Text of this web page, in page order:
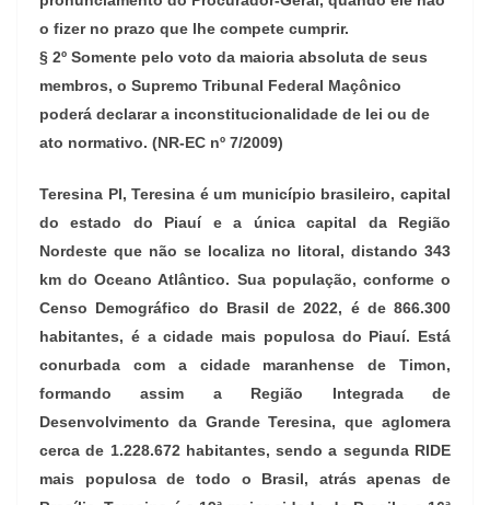
o fizer no prazo que lhe compete cumprir.
§ 2º Somente pelo voto da maioria absoluta de seus
membros, o Supremo Tribunal Federal Maçônico
poderá declarar a inconstitucionalidade de lei ou de
ato normativo. (NR-EC nº 7/2009)
Teresina PI, Teresina é um município brasileiro, capital
do estado do Piauí e a única capital da Região
Nordeste que não se localiza no litoral, distando 343
km do Oceano Atlântico. Sua população, conforme o
Censo Demográfico do Brasil de 2022, é de 866.300
habitantes, é a cidade mais populosa do Piauí. Está
conurbada com a cidade maranhense de Timon,
formando assim a Região Integrada de
Desenvolvimento da Grande Teresina, que aglomera
cerca de 1.228.672 habitantes, sendo a segunda RIDE
mais populosa de todo o Brasil, atrás apenas de